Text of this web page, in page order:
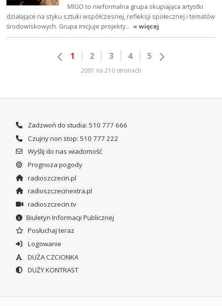
MIGO to nieformalna grupa skupiająca artystki
działające na styku sztuki współczesnej, refleksji społecznej i tematów
środowiskowych. Grupa inicjuje projekty… » więcej
1 2 3 4 5
2091 na 210 stronach
Zadzwoń do studia: 510 777 666
Czujny non stop: 510 777 222
Wyślij do nas wiadomość
Prognoza pogody
radioszczecin.pl
radioszczecinextra.pl
radioszczecin.tv
Biuletyn Informacji Publicznej
Posłuchaj teraz
Logowanie
DUŻA CZCIONKA
DUŻY KONTRAST